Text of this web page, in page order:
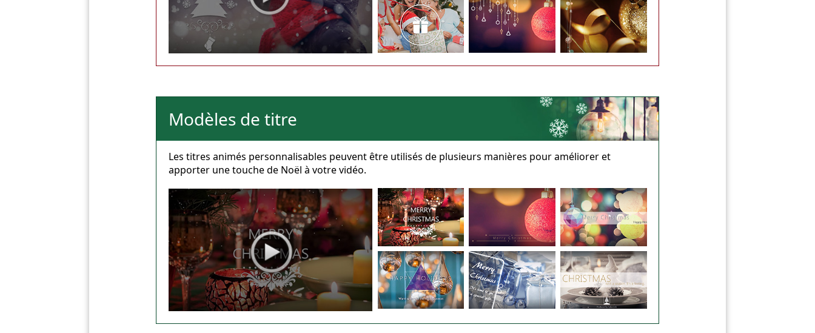
Modèles de titre
Les titres animés personnalisables peuvent être utilisés de plusieurs manières pour améliorer et
apporter une touche de Noël à votre vidéo.